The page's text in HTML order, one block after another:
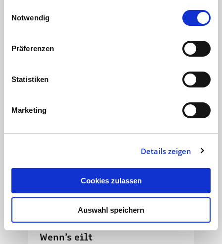
Notwendig
Präferenzen
Statistiken
Marketing
Details zeigen
Cookies zulassen
Auswahl speichern
Medien zunehmend, und ein
wichtiger als der Datenschutz – so
Wenn’s eilt